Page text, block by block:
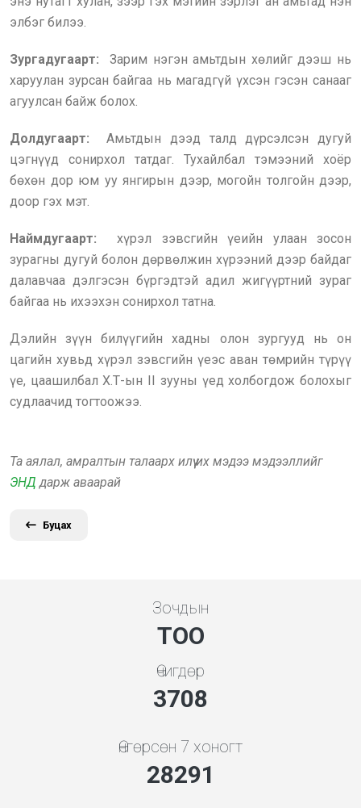
элбэг билээ.
Зургадугаарт:
Зарим нэгэн амьтдын хөлийг дээш нь
харуулан зурсан байгаа нь магадгүй үхсэн гэсэн санааг
агуулсан байж болох.
Долдугаарт:
Амьтдын дээд талд дүрсэлсэн дугуй
цэгнүүд сонирхол татдаг. Тухайлбал тэмээний хоёр
бөхөн дор юм уу янгирын дээр, могойн толгойн дээр,
доор гэх мэт.
Наймдугаарт: хүрэл зэвсгийн үеийн улаан зосон
зурагны дугуй болон дөрвөлжин хүрээний дээр байдаг
далавчаа дэлгэсэн бүргэдтэй адил жигүүртний зураг
байгаа нь ихээхэн сонирхол татна.
Дэлийн зүүн билүүгийн хадны олон зургууд нь он
цагийн хувьд хүрэл зэвсгийн үеэс аван төмрийн түрүү
үе, цаашилбал Х.Т-ын II зууны үед холбогдож болохыг
судлаачид тогтоожээ.
Та аялал, амралтын талаарх илүү их мэдээ мэдээллийг
ЭНД дарж аваарай
Буцах
Зочдын
ТОО
Өчигдөр
4136
Өнгөрсөн 7 хоногт
31556